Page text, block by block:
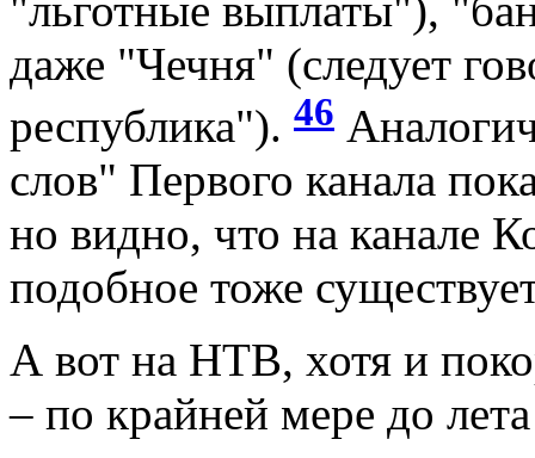
даже "Чечня" (следует
республика"). 46
слов" Первого канала
но видно, что на канале
подобное тоже
А вот на НТВ, хотя и
– по крайней мере до